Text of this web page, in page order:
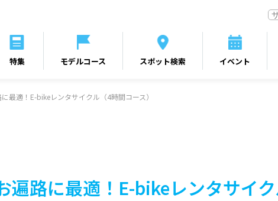
特集 モデルコース スポット検索 イベント
適！E-bikeレンタサイクル（4時間コース）
路に最適！E-bikeレンタサイク